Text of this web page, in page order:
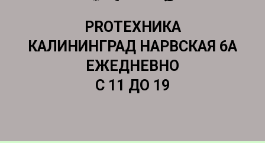
PROТЕХНИКА
КАЛИНИНГРАД НАРВСКАЯ 6А
ЕЖЕДНЕВНО
С 11 ДО 19